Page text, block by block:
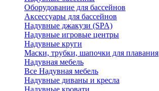
Оборудование для бассейнов
Аксессуары для бассейнов
Надувные джакузи (SPA)
Надувные игровые центры
Надувные круги
Маски, трубки, шапочки для плавания
Надувная мебель
Все Надувная мебель
Надувные диваны и кресла
Надувные кровати